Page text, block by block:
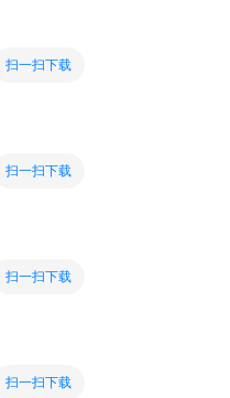
扫一扫下载
扫一扫下载
扫一扫下载
扫一扫下载